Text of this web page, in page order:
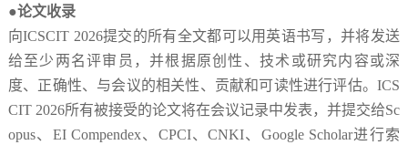
●论文收录
向ICSCIT 2026提交的所有全文都可以用英语书写，并将发送
给至少两名评审员，并根据原创性、技术或研究内容或深
度、正确性、与会议的相关性、贡献和可读性进行评估。ICS
CIT 2026所有被接受的论文将在会议记录中发表，并提交给Sc
opus、EI Compendex、CPCI、CNKI、Google Scholar进行索